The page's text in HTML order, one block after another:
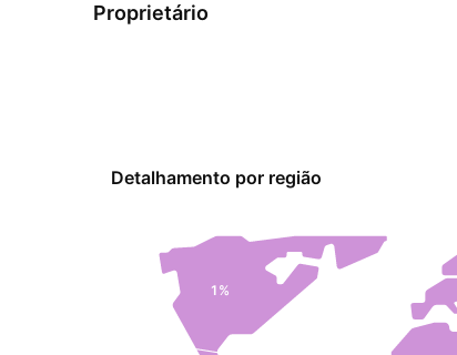
Proprietário
Detalhamento por região
1%